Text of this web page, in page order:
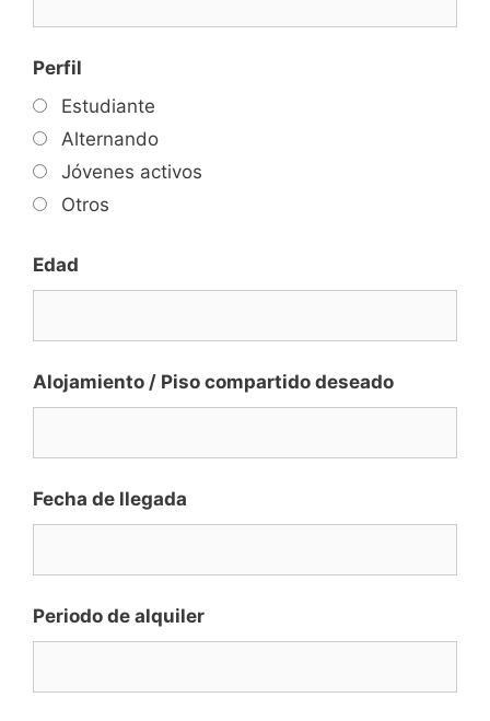
Perfil
Estudiante
Alternando
Jóvenes activos
Otros
Edad
Alojamiento / Piso compartido deseado
Fecha de llegada
Periodo de alquiler